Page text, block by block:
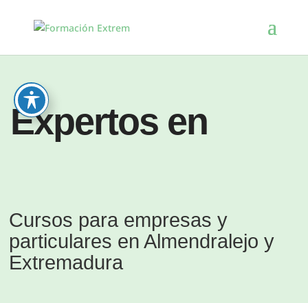
Exp
Cursos para empresas y
particulares en Almendralejo y
Extremadura